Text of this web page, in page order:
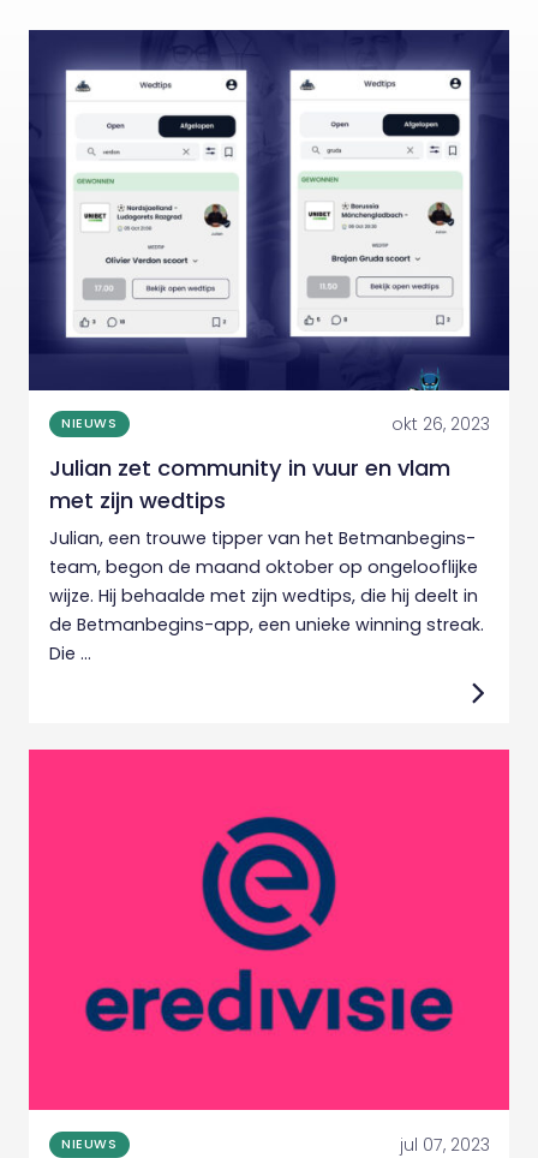
NIEUWS okt 26, 2023
Julian zet community in vuur en vlam
met zijn wedtips
Julian, een trouwe tipper van het Betmanbegins-
team, begon de maand oktober op ongelooflijke
wijze. Hij behaalde met zijn wedtips, die hij deelt in
de Betmanbegins-app, een unieke winning streak.
Die ...
NIEUWS jul 07, 2023